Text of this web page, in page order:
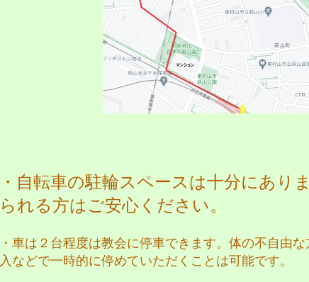
・自転車の駐輪スペースは十分にあり
られる方はご安心ください。
・車は２台程度は教会に停車できます。体の不自由
入などで一時的に停めていただくことは可能です。